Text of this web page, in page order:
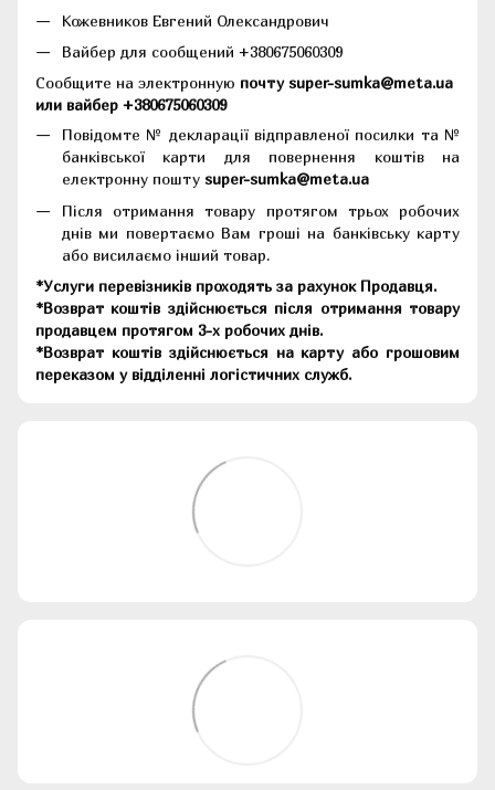
Кожевников Евгений Олександрович
Вайбер для сообщений +380675060309
Сообщите на электронную почту super-sumka@meta.ua
или вайбер +380675060309
Повідомте № декларації відправленої посилки та №
банківської карти для повернення коштів на
електронну пошту super-sumka@meta.ua
Після отримання товару протягом трьох робочих
днів ми повертаємо Вам гроші на банківську карту
або висилаємо інший товар.
*Услуги перевізників проходять за рахунок Продавця.
*Возврат коштів здійснюється після отримання товару
продавцем протягом 3-х робочих днів.
*Возврат коштів здійснюється на карту або грошовим
переказом у відділенні логістичних служб.